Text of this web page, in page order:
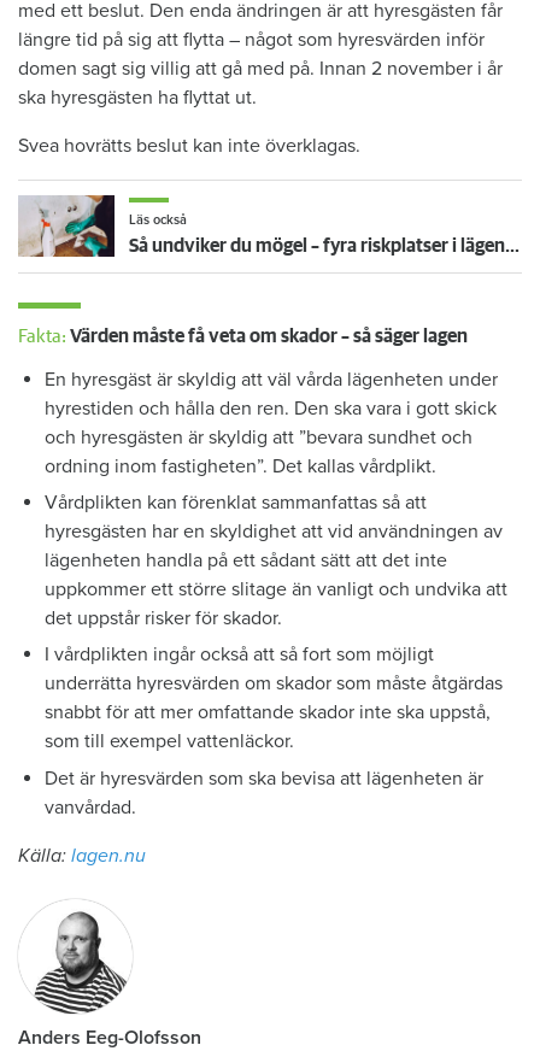
med ett beslut. Den enda ändringen är att hyresgästen får
längre tid på sig att flytta – något som hyresvärden inför
domen sagt sig villig att gå med på. Innan 2 november i år
ska hyresgästen ha flyttat ut.
Svea hovrätts beslut kan inte överklagas.
Läs också
Så undviker du mögel – fyra riskplatser i lägenheten: ”Måste städa bort”
Fakta: Värden måste få veta om skador – så säger lagen
En hyresgäst är skyldig att väl vårda lägenheten under
hyrestiden och hålla den ren. Den ska vara i gott skick
och hyresgästen är skyldig att ”bevara sundhet och
ordning inom fastigheten”. Det kallas vårdplikt.
Vårdplikten kan förenklat sammanfattas så att
hyresgästen har en skyldighet att vid användningen av
lägenheten handla på ett sådant sätt att det inte
uppkommer ett större slitage än vanligt och undvika att
det uppstår risker för skador.
I vårdplikten ingår också att så fort som möjligt
underrätta hyresvärden om skador som måste åtgärdas
snabbt för att mer omfattande skador inte ska uppstå,
som till exempel vattenläckor.
Det är hyresvärden som ska bevisa att lägenheten är
vanvårdad.
Källa: lagen.nu
Anders Eeg-Olofsson